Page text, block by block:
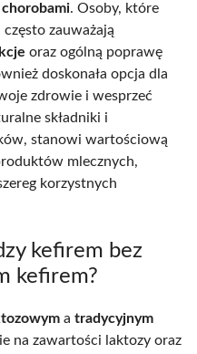
. Osoby, które
zauważają
oraz ogólną poprawę
doskonała opcja dla
zdrowie i wesprzeć
składniki i
stanowi wartościową
mlecznych,
korzystnych
kefirem bez
kefirem?
a tradycyjnym
na zawartości laktozy oraz